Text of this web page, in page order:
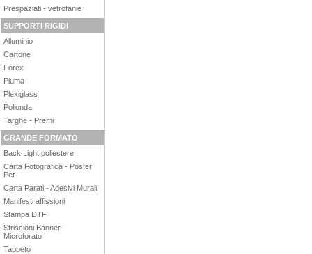
Prespaziati - vetrofanie
SUPPORTI RIGIDI
Alluminio
Cartone
Forex
Piuma
Plexiglass
Polionda
Targhe - Premi
GRANDE FORMATO
Back Light poliestere
Carta Fotografica - Poster
Pet
Carta Parati - Adesivi Murali
Manifesti affissioni
Stampa DTF
Striscioni Banner-
Microforato
Tappeto